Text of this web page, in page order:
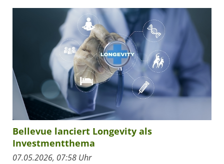
Bellevue lanciert Longevity als
Investmentthema
07.05.2026, 07:58 Uhr